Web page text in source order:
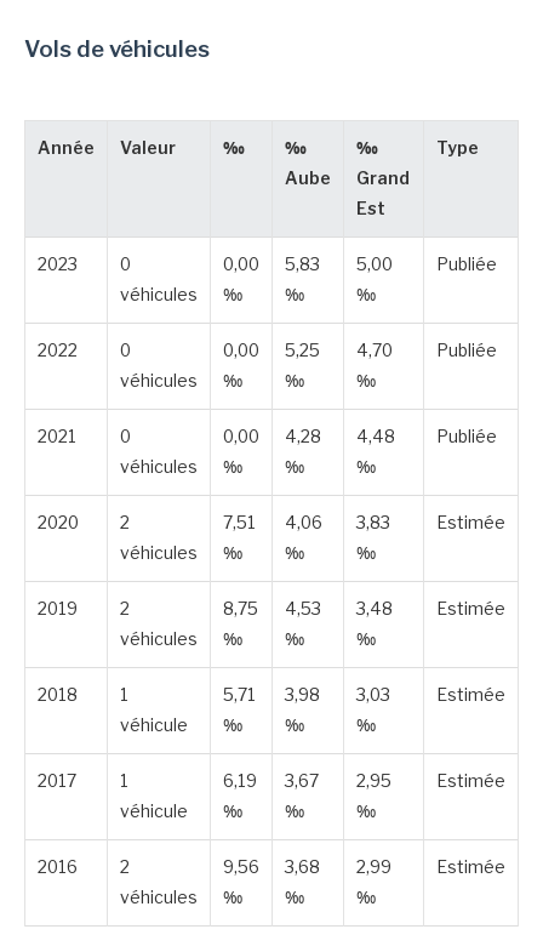
Vols de véhicules
Année Valeur ‰
‰
Aube
‰
Grand
Est
Type
2023
0
véhicules
0,00
‰
5,83
‰
5,00
‰
Publiée
2022
0
véhicules
0,00
‰
5,25
‰
4,70
‰
Publiée
2021
0
véhicules
0,00
‰
4,28
‰
4,48
‰
Publiée
2020
2
véhicules
7,51
‰
4,06
‰
3,83
‰
Estimée
2019
2
véhicules
8,75
‰
4,53
‰
3,48
‰
Estimée
2018
1
véhicule
5,71
‰
3,98
‰
3,03
‰
Estimée
2017
1
véhicule
6,19
‰
3,67
‰
2,95
‰
Estimée
2016
2
véhicules
9,56
‰
3,68
‰
2,99
‰
Estimée